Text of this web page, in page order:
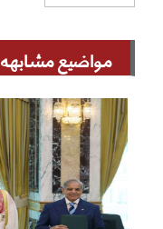
مواضيع مشابهه